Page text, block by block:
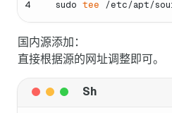
4
  sudo
tee /etc/apt/
国内源添加：
直接根据源的网址调整即可。